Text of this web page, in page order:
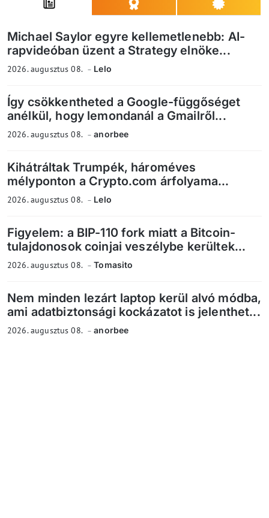
Michael Saylor egyre kellemetlenebb: AI-
rapvideóban üzent a Strategy elnöke...
2026. augusztus 08. Lelo
Így csökkentheted a Google-függőséget
anélkül, hogy lemondanál a Gmailről...
2026. augusztus 08. anorbee
Kihátráltak Trumpék, hároméves
mélyponton a Crypto.com árfolyama...
2026. augusztus 08. Lelo
Figyelem: a BIP-110 fork miatt a Bitcoin-
tulajdonosok coinjai veszélybe kerültek...
2026. augusztus 08. Tomasito
Nem minden lezárt laptop kerül alvó módba,
ami adatbiztonsági kockázatot is jelenthet...
2026. augusztus 08. anorbee